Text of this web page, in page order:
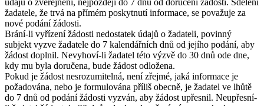
údajů o zveřejnění, nejpozději do 7 dnů od doručení žádosti. Sdělení
žadatele, že trvá na přímém poskytnutí informace, se považuje za
nové podání žádosti.
Brání-li vyřízení žádosti nedostatek údajů o žadateli, povinný
subjekt vyzve žadatele do 7 kalendářních dnů od jejího podání, aby
žádost doplnil. Nevyhoví-li žadatel této výzvě do 30 dnů ode dne,
kdy mu byla doručena, bude žádost odložena.
Pokud je žádost nesrozumitelná, není zřejmé, jaká informace je
požadována, nebo je formulována příliš obecně, je žadatel ve lhůtě
do 7 dnů od podání žádosti vyzván, aby žádost upřesnil. Neupřesní-